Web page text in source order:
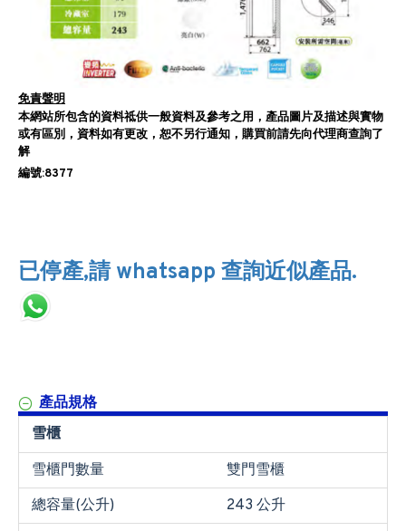
免責聲明
本網站所包含的資料祗供一般資料及參考之用，產品圖片及描述與實物
或有區別，資料如有更改，恕不另行通知，購買前請先向代理商查詢了
解
編號:8377
已停產,請 whatsapp 查詢近似產品.
產品規格
雪櫃
雪櫃門數量
雙門雪櫃
總容量(公升)
243 公升